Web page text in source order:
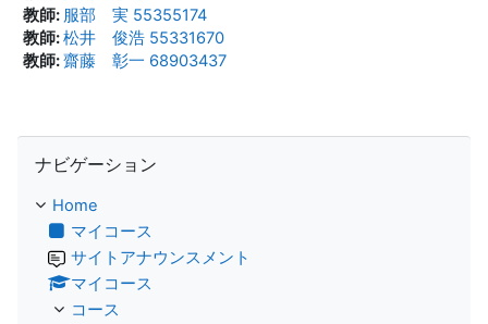
教師: 服部 実 55355174
教師:松井 俊浩 55331670
教師:齋藤 彰一 68903437
ナビゲーション
Home
マイコース
サイトアナウンスメント
マイコース
コース